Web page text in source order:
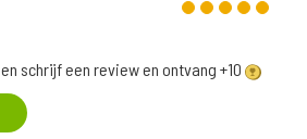
en schrijf een review en ontvang +10